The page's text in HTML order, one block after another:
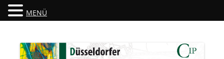
Düsseldorfer Entscheidungen
MENÜ